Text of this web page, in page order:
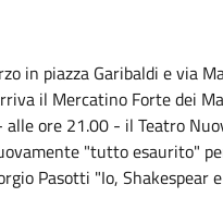
in piazza Garibaldi e via
il Mercatino Forte dei
ore 21.00 - il Teatro
"tutto esaurito"
Pasotti "Io, Shakespear e